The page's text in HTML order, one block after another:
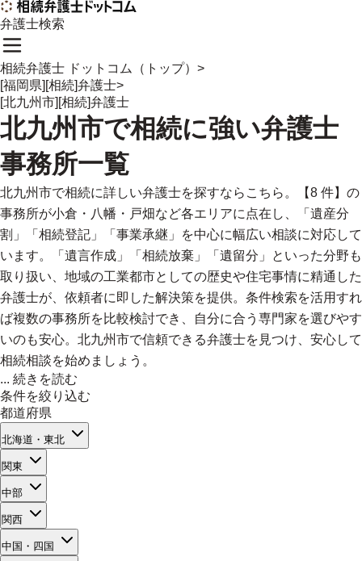
弁護士検索
相続弁護士 ドットコム（トップ） >
[福岡県][相続]弁護士>
[北九州市][相続]弁護士
北九州市で相続に強い弁護士
事務所一覧
北九州市で相続に詳しい弁護士を探すならこちら。【8 件】の
事務所が小倉・八幡・戸畑など各エリアに点在し、「遺産分
割」「相続登記」「事業承継」を中心に幅広い相談に対応して
います。「遺言作成」「相続放棄」「遺留分」といった分野も
取り扱い、地域の工業都市としての歴史や住宅事情に精通した
弁護士が、依頼者に即した解決策を提供。条件検索を活用すれ
ば複数の事務所を比較検討でき、自分に合う専門家を選びやす
いのも安心。北九州市で信頼できる弁護士を見つけ、安心して
相続相談を始めましょう。
... 続きを読む
条件を絞り込む
都道府県
北海道・東北
関東
中部
関西
中国・四国